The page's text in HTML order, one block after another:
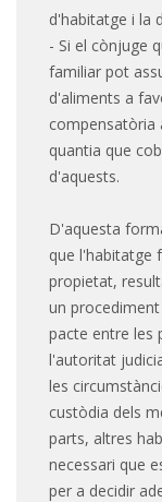
d'habitatge i la
- Si el cònjuge
familiar pot
d'aliments a
compensatòria
quantia que
d'aquests.
D'aquesta
que l'habitatge
propietat,
un
pacte entre les
l'autoritat
les
custòdia dels
parts, altres
necessari que
per a decidir